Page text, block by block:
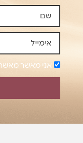
אני מאשר